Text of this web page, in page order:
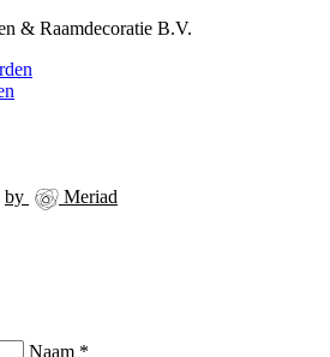
& Raamdecoratie B.V.
by
Meriad
Naam *